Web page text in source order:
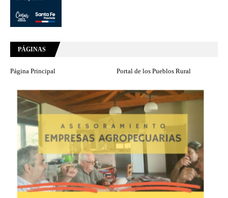
PÁGINAS
Página Principal Portal de los Pueblos Rural